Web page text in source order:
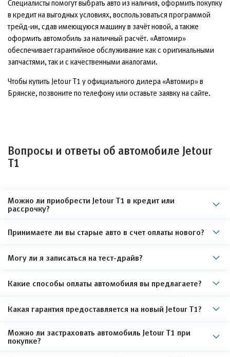
Специалисты помогут выбрать авто из наличия, оформить покупку
в кредит на выгодных условиях, воспользоваться программой
трейд-ин, сдав имеющуюся машину в зачёт новой, а также
оформить автомобиль за наличный расчёт. «Автомир»
обеспечивает гарантийное обслуживание как с оригинальными
запчастями, так и с качественными аналогами.
Чтобы купить Jetour T1 у официального дилера «Автомир» в
Брянске, позвоните по телефону или оставьте заявку на сайте.
Вопросы и ответы об автомобиле Jetour
T1
Можно ли приобрести Jetour T1 в кредит или
рассрочку?
Принимаете ли вы старые авто в счет оплаты нового?
Могу ли я записаться на тест-драйв?
Какие способы оплаты автомобиля вы предлагаете?
Какая гарантия предоставляется на новый Jetour T1?
Можно ли застраховать автомобиль Jetour T1 при
покупке?